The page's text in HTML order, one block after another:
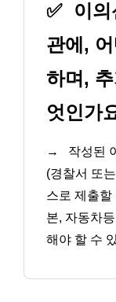
✅
이의
관에,
하며,
엇인가
→
작성된
(경찰서 또
스로 제출할
본, 자동차
해야 할 수